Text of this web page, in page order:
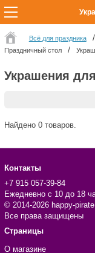
Всё для праздника
Праздничный стол
Украшения
Найдено 0 товаров.
Контакты
+7 915 057-39-84
Ежедневно с 10 до 18
© 2014-2026 happy-
Все права защищены
Страницы
О магазине